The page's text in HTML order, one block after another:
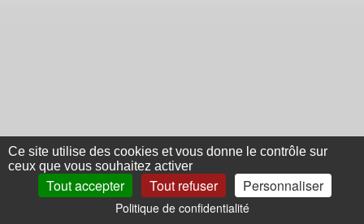
Ce site utilise des cookies et vous donne le contrôle sur
ceux que vous souhaitez activer
Tout accepter Tout refuser Personnaliser
Politique de confidentialité